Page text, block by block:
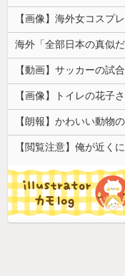
【画像】トイレの花
【閲覧注意】俺が近く